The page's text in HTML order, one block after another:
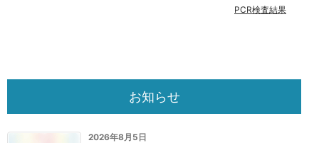
PCR検査結果
お知らせ
2026年8月5日